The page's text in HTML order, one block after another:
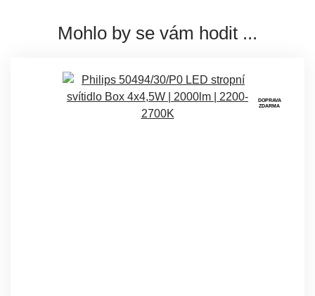
Mohlo by se vám hodit ...
DOPRAVA
ZDARMA